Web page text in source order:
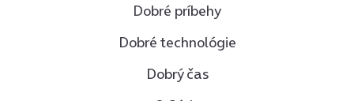
Dobré príbehy
Dobré technológie
Dobrý čas